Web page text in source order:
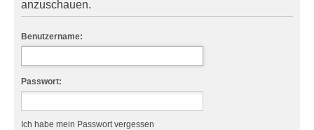
anzuschauen.
Benutzername:
Passwort:
Ich habe mein Passwort vergessen